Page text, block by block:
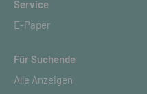
Service
E-Paper
Für Suchende
Alle Anzeigen